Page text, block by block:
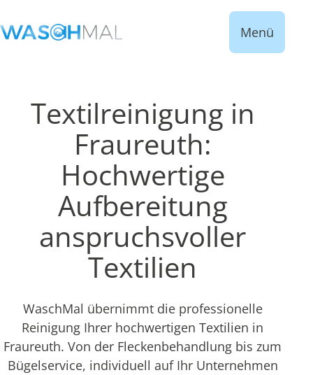
Menü
Textilreinigung in
Fraureuth:
Hochwertige
Aufbereitung
anspruchsvoller
Textilien
WaschMal übernimmt die professionelle
Reinigung Ihrer hochwertigen Textilien in
Fraureuth. Von der Fleckenbehandlung bis zum
Bügelservice, individuell auf Ihr Unternehmen